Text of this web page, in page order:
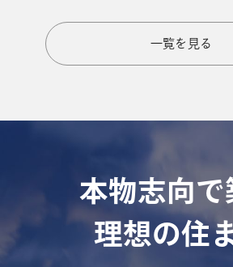
一覧を見る
本物志向で
理想の住